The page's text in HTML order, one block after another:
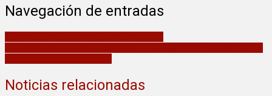
Navegación de entradas
Noticias relacionadas